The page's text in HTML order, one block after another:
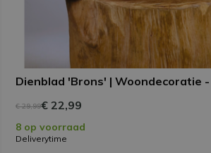
Dienblad 'Brons' | Woondecoratie
€ 29,99€ 22,99
8 op voorraad
Deliverytime